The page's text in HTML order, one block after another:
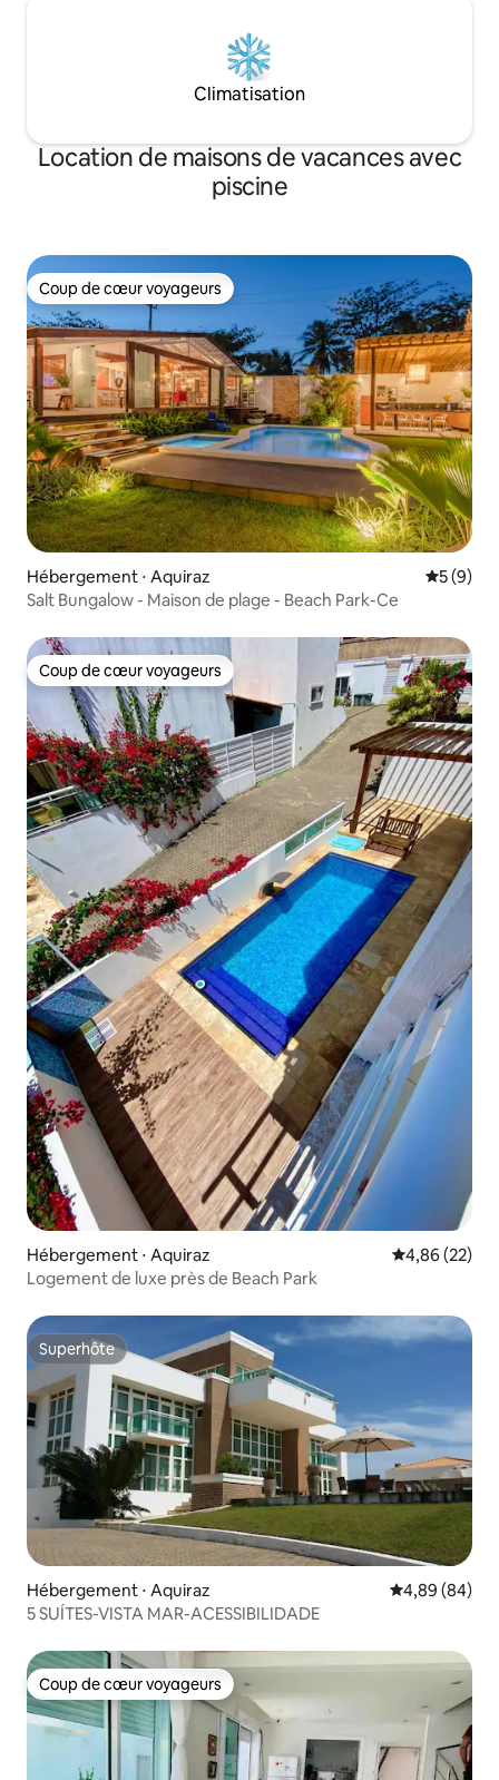
Climatisation
Location de maisons de vacances avec
piscine
Coup de cœur voyageurs
Coup de cœur voyageurs
Hébergement ⋅ Aquiraz
5 (9)
Salt Bungalow - Maison de plage - Beach Park-Ce
Coup de cœur voyageurs
Coup de cœur voyageurs
Hébergement ⋅ Aquiraz Évaluation
4,86 (22)
Logement de luxe près de Beach Park
Superhôte
Superhôte
Hébergement ⋅ Aquiraz Évaluation
4,89 (84)
5 SUÍTES-VISTA MAR-ACESSIBILIDADE
Coup de cœur voyageurs
Coup de cœur voyageurs